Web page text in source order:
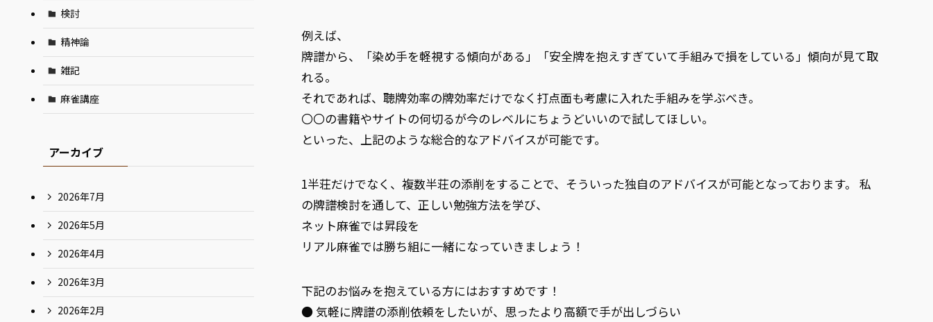
例えば、
牌譜から、「染め手を軽視する傾向がある」「安全牌を抱えすぎていて手組みで損をしている」傾向が見て取
れる。
それであれば、聴牌効率の牌効率だけでなく打点面も考慮に入れた手組みを学ぶべき。
〇〇の書籍やサイトの何切るが今のレベルにちょうどいいので試してほしい。
といった、上記のような総合的なアドバイスが可能です。
1半荘だけでなく、複数半荘の添削をすることで、そういった独自のアドバイスが可能となっております。 私
の牌譜検討を通して、正しい勉強方法を学び、
ネット麻雀では昇段を
リアル麻雀では勝ち組に一緒になっていきましょう！
下記のお悩みを抱えている方にはおすすめです！
● 気軽に牌譜の添削依頼をしたいが、思ったより高額で手が出しづらい
検討
精神論
雑記
麻雀講座
アーカイブ
2026年7月
2026年5月
2026年4月
2026年3月
2026年2月